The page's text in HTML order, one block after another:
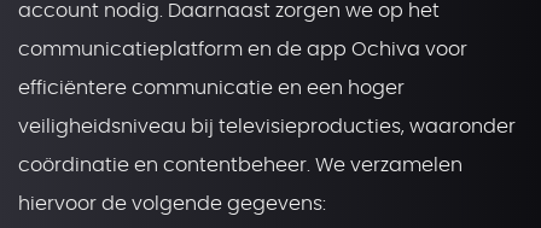
account nodig. Daarnaast zorgen we op het
communicatieplatform en de app Ochiva voor
efficiëntere communicatie en een hoger
veiligheidsniveau bij televisieproducties, waaronder
coördinatie en contentbeheer. We verzamelen
hiervoor de volgende gegevens: